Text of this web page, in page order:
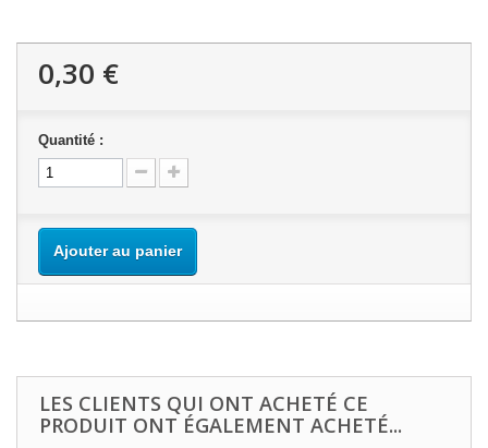
0,30 €
Quantité :
Ajouter au panier
LES CLIENTS QUI ONT ACHETÉ CE
PRODUIT ONT ÉGALEMENT ACHETÉ...